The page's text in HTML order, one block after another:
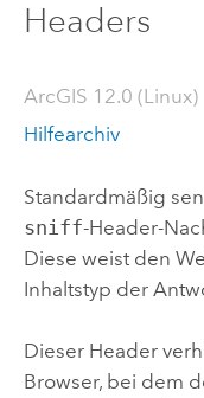
Headers
ArcGIS 12.0 (Linux)
Hilfearchiv
Standardmäßig
sniff-Header-
Diese weist den
Inhaltstyp der
Dieser Header
Browser, bei dem